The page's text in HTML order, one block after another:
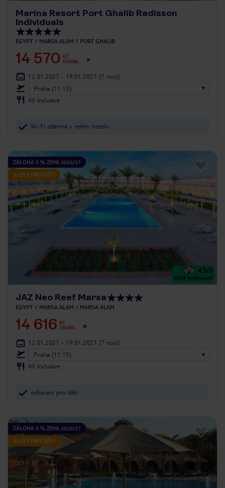
Marina Resort Port Ghalib Radisson
Individuals
EGYPT MARSA ALAM PORT GHALIB
14 570
KČ
OSOBA
12.01.2027 - 19.01.2027 (7 nocí)
Praha (11:15)
All Inclusive
Wi-Fi zdarma v celém hotelu
ZÁLOHA 5 % ZIMA 2026/27
SLEVY PRO DĚTI
4.5/5
4063 hodnocení
JAZ Neo Reef Marsa
EGYPT MARSA ALAM MARSA ALAM
14 616 KČ
OSOBA
12.01.2027 - 19.01.2027 (7 nocí)
Praha (11:15)
All Inclusive
vybavení pro děti
ZÁLOHA 5 % ZIMA 2026/27
SLEVY PRO DĚTI